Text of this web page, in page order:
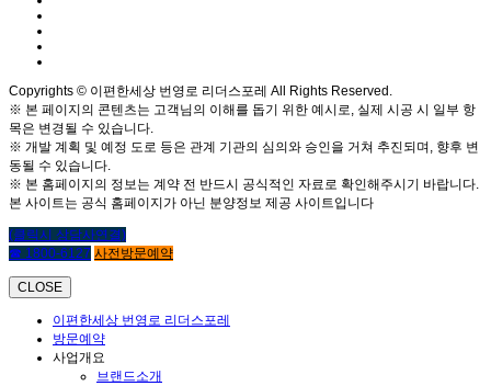
Copyrights © 이편한세상 번영로 리더스포레 All Rights Reserved.
※ 본 페이지의 콘텐츠는 고객님의 이해를 돕기 위한 예시로, 실제 시공 시 일부 항
목은 변경될 수 있습니다.
※ 개발 계획 및 예정 도로 등은 관계 기관의 심의와 승인을 거쳐 추진되며, 향후 변
동될 수 있습니다.
※ 본 홈페이지의 정보는 계약 전 반드시 공식적인 자료로 확인해주시기 바랍니다.
본 사이트는 공식 홈페이지가 아닌 분양정보 제공 사이트입니다
(클릭시 상담사연결)
☎ 1800-6127 사전방문예약
CLOSE
이편한세상 번영로 리더스포레
방문예약
사업개요
브랜드소개